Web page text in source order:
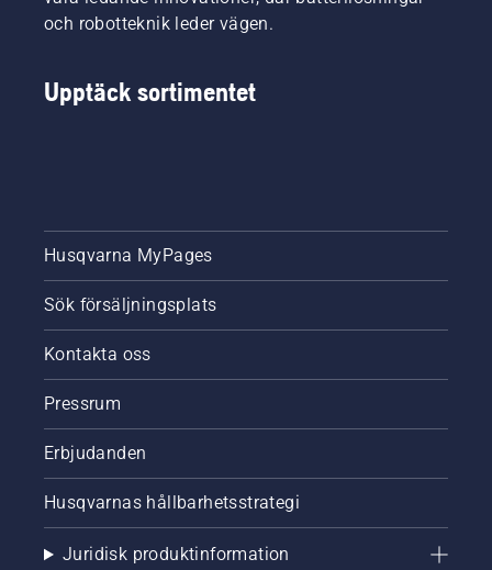
och robotteknik leder vägen.
Upptäck sortimentet
Husqvarna MyPages
Sök försäljningsplats
Kontakta oss
Pressrum
Erbjudanden
Husqvarnas hållbarhetsstrategi
Juridisk produktinformation